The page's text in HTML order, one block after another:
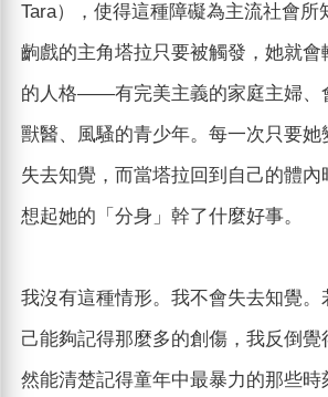
Tara），使得這種障礙為主流社會所
齣戲的主角塔拉只要被觸發，她就會
的人格——有完美主義的家庭主婦、
獸醫、風騷的青少年。每一次只要她
失去知覺，而當塔拉回到自己的體
想起她的「分身」幹了什麼好事。
我沒有這種情形。我不會失去知覺。
己能夠記得那麼多的創傷，我反倒覺
然能清楚記得童年中最暴力的那些時